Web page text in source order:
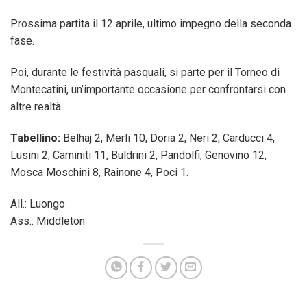
Prossima partita il 12 aprile, ultimo impegno della seconda
fase.
Poi, durante le festività pasquali, si parte per il Torneo di
Montecatini, un’importante occasione per confrontarsi con
altre realtà.
Tabellino: Belhaj 2, Merli 10, Doria 2, Neri 2, Carducci 4,
Lusini 2, Caminiti 11, Buldrini 2, Pandolfi, Genovino 12,
Mosca Moschini 8, Rainone 4, Poci 1.
All.: Luongo
Ass.: Middleton